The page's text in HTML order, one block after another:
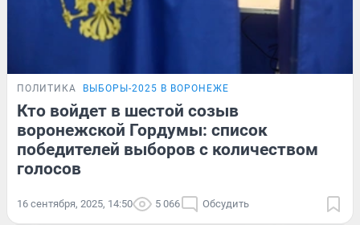
ПОЛИТИКА ВЫБОРЫ-2025 В ВОРОНЕЖЕ
Кто войдет в шестой созыв
воронежской Гордумы: список
победителей выборов с количеством
голосов
16 сентября, 2025, 14:50 5 066 Обсудить